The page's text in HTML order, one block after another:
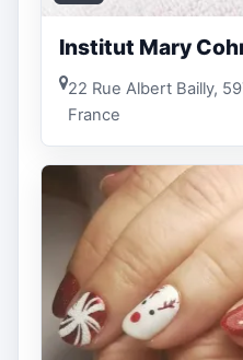
Institut Mary
22 Rue Albert Bailly,
France